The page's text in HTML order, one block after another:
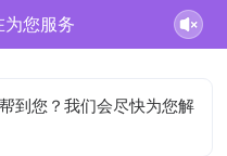
您服务
到您？我们会尽快为您解